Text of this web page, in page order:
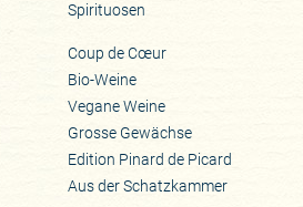
Spirituosen
Coup de Cœur
Bio-Weine
Vegane Weine
Grosse Gewächse
Edition Pinard de Picard
Aus der Schatzkammer